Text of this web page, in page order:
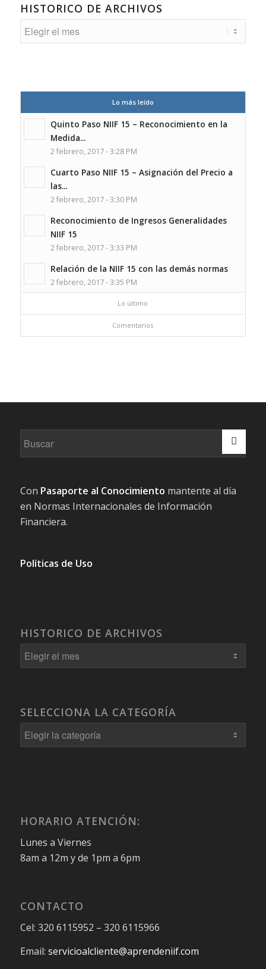
HISTORICO DE ARCHIVOS
Lo más leído
Quinto Paso NIIF 15 – Reconocimiento en la
Medida...
2 febrero, 2017 - 3:28 PM
Cuarto Paso NIIF 15 – Asignación del Precio a
las...
2 febrero, 2017 - 3:30 PM
Reconocimiento de Ingresos Generalidades
NIIF 15
2 febrero, 2017 - 3:33 PM
Relación de la NIIF 15 con las demás normas
2 febrero, 2017 - 3:35 PM
Lo último
Comentarios
Con Pasaporte al Conocimiento mantente al día
en Normas Internacionales de Información
Financiera.
Políticas de Uso
HISTORICO DE ARCHIVOS
SELECCIONA LA CATEGORÍA
Selecciona
la
HORARIO ATENCIÓN:
Lunes a Viernes
8am a 12m y de 1pm a 6pm
CONTACTO
Cel: 320 6115952 – 320 6115966
Email: servicioalcliente@aprendeniif.com